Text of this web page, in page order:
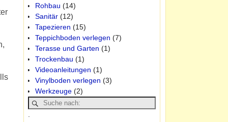
Rohbau (14)
Sanitär(12)
Tapezieren (15)
Teppichboden verlegen (7)
Terasse und Garten (1)
Trockenbau (1)
Videoanleitungen (1)
Vinylboden verlegen (3)
Werkzeuge(2)
.